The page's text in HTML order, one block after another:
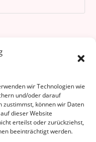
wir Technologien wie
und/oder darauf
zustimmst, können wir Daten
dieser Website
erteilst oder zurückziehst,
beeinträchtigt werden.